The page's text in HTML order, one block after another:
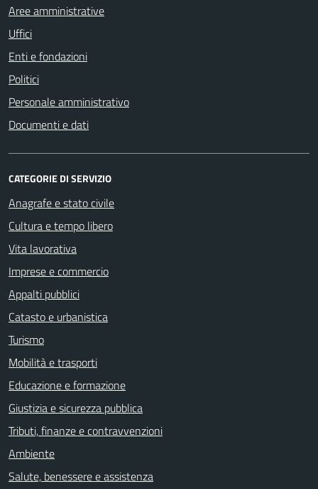
Aree amministrative
Uffici
Enti e fondazioni
Politici
Personale amministrativo
Documenti e dati
CATEGORIE DI SERVIZIO
Anagrafe e stato civile
Cultura e tempo libero
Vita lavorativa
Imprese e commercio
Appalti pubblici
Catasto e urbanistica
Turismo
Mobilità e trasporti
Educazione e formazione
Giustizia e sicurezza pubblica
Tributi, finanze e contravvenzioni
Ambiente
Salute, benessere e assistenza